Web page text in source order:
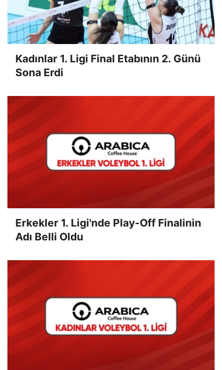
Kadınlar 1. Ligi Final Etabının 2. Günü
Sona Erdi
Erkekler 1. Ligi'nde Play-Off Finalinin
Adı Belli Oldu